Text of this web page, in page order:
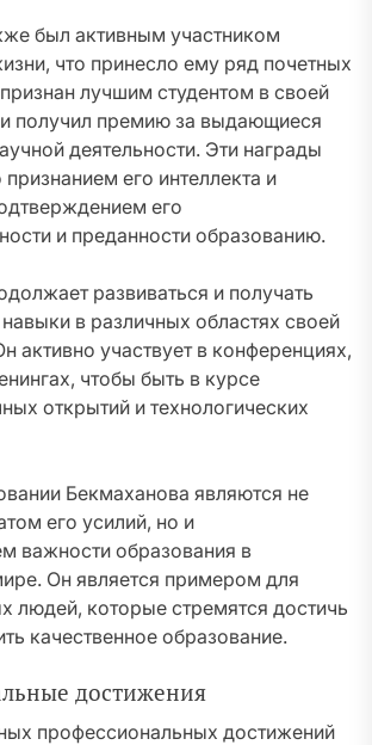
был активным участником
что принесло ему ряд почетных
лучшим студентом в своей
получил премию за выдающиеся
деятельности. Эти награды
признанием его интеллекта и
его
и преданности образованию.
развиваться и получать
в различных областях своей
активно участвует в конференциях,
чтобы быть в курсе
открытий и технологических
Бекмаханова являются не
его усилий, но и
важности образования в
Он является примером для
людей, которые стремятся достичь
качественное образование.
достижения
профессиональных достижений